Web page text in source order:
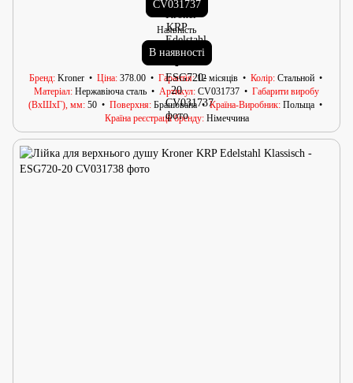
CV031737
Наявність
В наявності
Бренд Kroner Ціна 378.00 Гарантія 12 місяців Колір Стальной
Матеріал Нержавіюча сталь Артикул CV031737
Габарити виробу
(ВхШхГ), мм 50 Поверхня Брашована Країна-Виробник Польща
Країна реєстрації бренду Німеччина